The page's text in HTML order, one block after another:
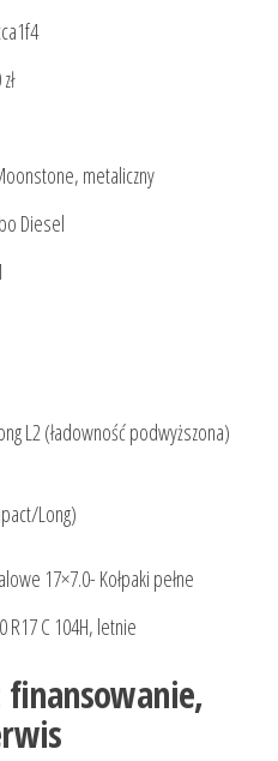
metaliczny
Diesel
L2 (ładowność podwyższona)
Long)
17×7.0- Kołpaki pełne
R17 C 104H, letnie
finansowanie,